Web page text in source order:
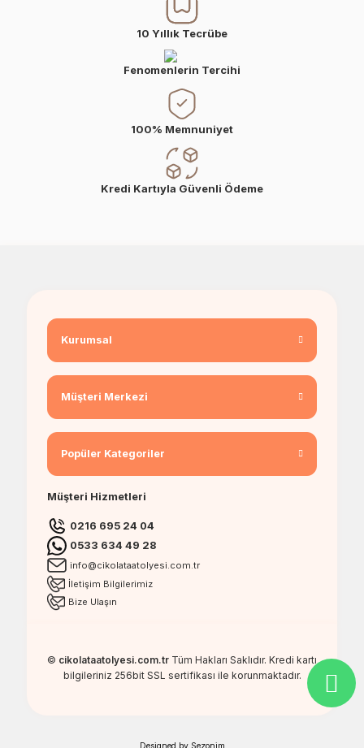
10 Yıllık Tecrübe
Fenomenlerin Tercihi
100% Memnuniyet
Kredi Kartıyla Güvenli Ödeme
Kurumsal
Müşteri Merkezi
Popüler Kategoriler
Müşteri Hizmetleri
0216 695 24 04
0533 634 49 28
info@cikolataatolyesi.com.tr
İletişim Bilgilerimiz
Bize Ulaşın
© cikolataatolyesi.com.tr Tüm Hakları Saklıdır. Kredi kartı
bilgileriniz 256bit SSL sertifikası ile korunmaktadır.
Designed by Sezonim